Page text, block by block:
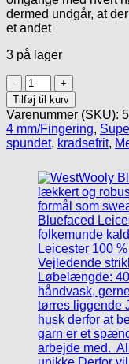
dermed undgår, at
et andet
3 på lager
Håndfarvet
Merino
SW
325/
ufarvet
antal
Tilføj til kurv
Varenummer (SKU):
4 mm/Fingering,
spundet, kradsefrit,